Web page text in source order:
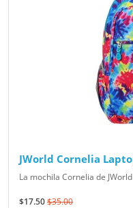
JWorld Cornelia
La mochila Cornelia de
$17.50$35.00